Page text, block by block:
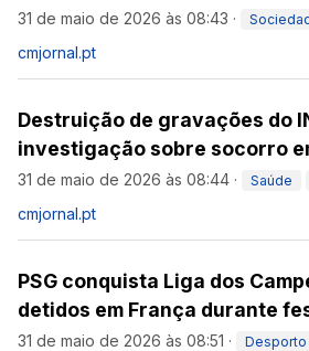
31 de maio de 2026 às 08:43 ·
cmjornal.pt
Destruição de gravações do
investigação sobre socorro
31 de maio de 2026 às 08:44 · Saúde
cmjornal.pt
PSG conquista Liga dos
detidos em França durante
31 de maio de 2026 às 08:51 · Desporto